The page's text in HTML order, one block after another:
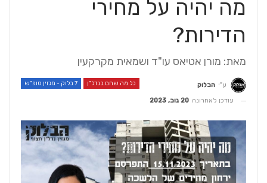
מה יהיה על מחירי
הדירות?
מאת: מורן אטיאס עו"ד ושמאית מקרקעין
כל מה שחם בנדל"ן 7 בלוק - מגזין סופ"ש ע"י הבלוק
עודכן לאחרונה 20 נוב, 2023